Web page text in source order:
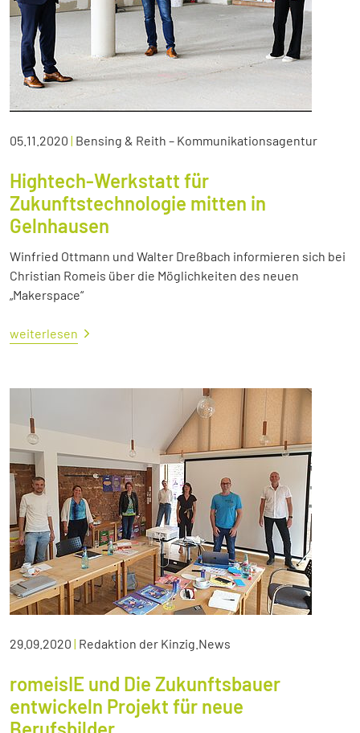
05.11.2020 | Bensing & Reith – Kommunikationsagentur
Hightech-Werkstatt für
Zukunftstechnologie mitten in
Gelnhausen
Winfried Ottmann und Walter Dreßbach informieren sich bei
Christian Romeis über die Möglichkeiten des neuen
„Makerspace“
weiterlesen
29.09.2020 | Redaktion der Kinzig.News
romeisIE und Die Zukunftsbauer
entwickeln Projekt für neue